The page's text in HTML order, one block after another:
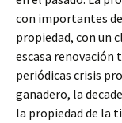
con importantes
propiedad, con un
escasa renovación
periódicas crisis
ganadero, la
la propiedad de la